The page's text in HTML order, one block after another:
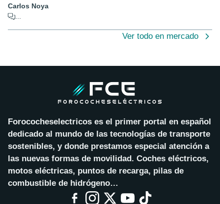
Carlos Noya
...
Ver todo en mercado
Forococheselectricos es el primer portal en español
dedicado al mundo de las tecnologías de transporte
sostenibles, y donde prestamos especial atención a
las nuevas formas de movilidad. Coches eléctricos,
motos eléctricas, puntos de recarga, pilas de
combustible de hidrógeno…